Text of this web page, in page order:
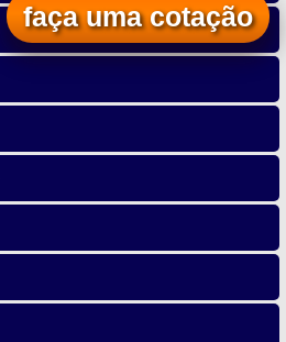
faça uma cotação